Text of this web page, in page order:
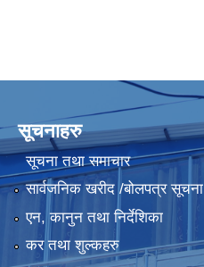
सूचनाहरु
सूचना तथा समाचार
सार्वजनिक खरीद /बोलपत्र सूचना
एन, कानुन तथा निर्देशिका
कर तथा शुल्कहरु